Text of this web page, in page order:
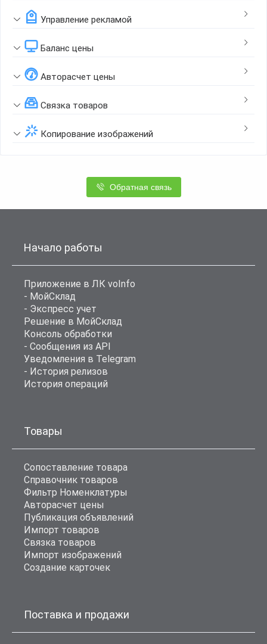
Управление рекламой
Баланс цены
Авторасчет цены
Связка товаров
Копирование изображений
Обратная связь
Начало работы
Приложение в ЛК voInfo
- МойСклад
- Экспресс учет
Решение в МойСклад
Консоль обработки
- Сообщения из API
Уведомления в Telegram
- История релизов
История операций
Товары
Сопоставление товара
Справочник товаров
Фильтр Номенклатуры
Авторасчет цены
Публикация объявлений
Импорт товаров
Связка товаров
Импорт изображений
Создание карточек
Поставка и продажи